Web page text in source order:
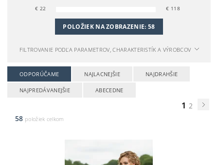
€ 22 € 118
POLOŽIEK NA ZOBRAZENIE:58
FILTROVANIE PODĽA PARAMETROV, CHARAKTERISTÍK A VÝROBCOV
ODPORÚČAME NAJLACNEJŠIE NAJDRAHŠIE
NAJPREDÁVANEJŠIE ABECEDNE
1 2
58 položiek celkom